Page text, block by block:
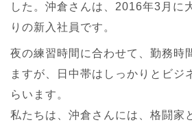
した。沖倉さんは、2016年3月に
りの新入社員です。
夜の練習時間に合わせて、勤務時
ますが、日中帯はしっかりとビジ
らいます。
私たちは、沖倉さんには、格闘家